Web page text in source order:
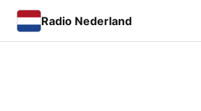
Radio Nederland